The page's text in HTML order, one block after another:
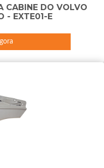
CABINE DO VOLVO
- EXTE01-E